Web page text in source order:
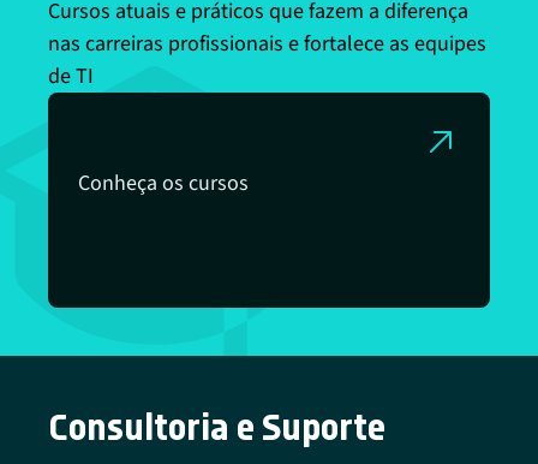
Cursos atuais e práticos que fazem a diferença
nas carreiras profissionais e fortalece as equipes
de TI
Conheça os cursos
Consultoria e Suporte